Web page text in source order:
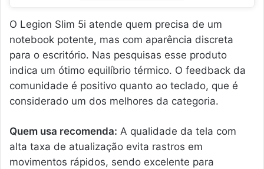
O Legion Slim 5i atende quem precisa de um
notebook potente, mas com aparência discreta
para o escritório. Nas pesquisas esse produto
indica um ótimo equilíbrio térmico. O feedback da
comunidade é positivo quanto ao teclado, que é
considerado um dos melhores da categoria.
Quem usa recomenda: A qualidade da tela com
alta taxa de atualização evita rastros em
movimentos rápidos, sendo excelente para